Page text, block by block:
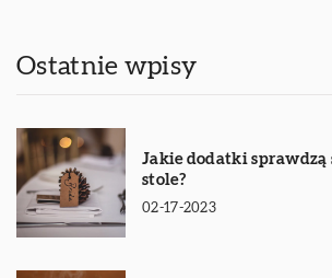
Ostatnie wpisy
Jakie dodatki sprawdzą
stole?
02-17-2023